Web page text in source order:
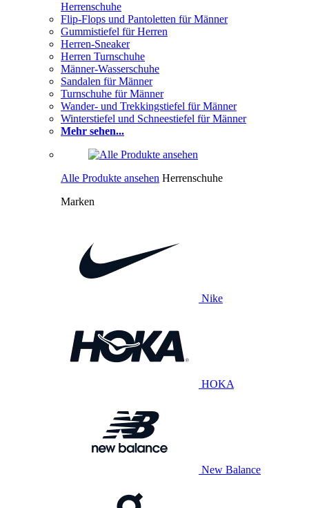
Herrenschuhe
Flip-Flops und Pantoletten für Männer
Gummistiefel für Herren
Herren-Sneaker
Herren Turnschuhe
Männer-Wasserschuhe
Sandalen für Männer
Turnschuhe für Männer
Wander- und Trekkingstiefel für Männer
Winterstiefel und Schneestiefel für Männer
Mehr sehen...
Alle Produkte ansehen Herrenschuhe
Marken
Nike
HOKA
New Balance